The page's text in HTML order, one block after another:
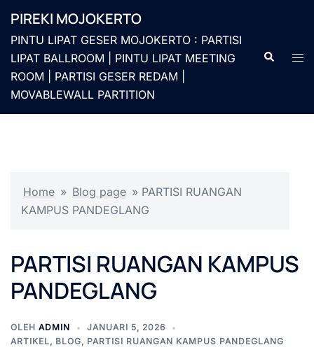
kePIREKI MOJOKERTO
PINTU LIPAT GESER MOJOKERTO : PARTISI
LIPAT BALLROOM | PINTU LIPAT MEETING
ROOM | PARTISI GESER REDAM |
MOVABLEWALL PARTITION
Cari
Home » Blog page » PARTISI RUANGAN
KAMPUS PANDEGLANG
PARTISI RUANGAN KAMPUS
PANDEGLANG
OLEH ADMIN
JANUARI 5, 2026
ARTIKEL, BLOG, PARTISI RUANGAN KAMPUS PANDEGLANG